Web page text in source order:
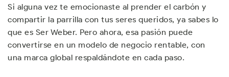
Si alguna vez te emocionaste al prender el carbón y
compartir la parrilla con tus seres queridos, ya sabes lo
que es Ser Weber. Pero ahora, esa pasión puede
convertirse en un modelo de negocio rentable, con
una marca global respaldándote en cada paso.